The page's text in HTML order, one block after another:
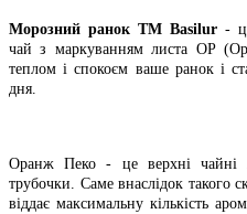
Морозний ранок TM Basilur -
чай з маркуванням листа ОР
теплом і спокоєм ваше ранок і
дня.
Оранж Пеко - це верхні чайні
трубочки. Саме внаслідок такого
віддає максимальну кількість